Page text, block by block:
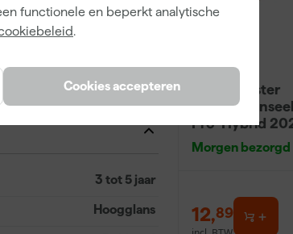
functionele en beperkt analytische
.
Cookies accepteren
Hout, Metaal
3 tot 5 jaar
Hoogglans
Staalmeester
Lyonse Penseel
Pro-Hybrid
- 16
Morgen bezorgd
12,89